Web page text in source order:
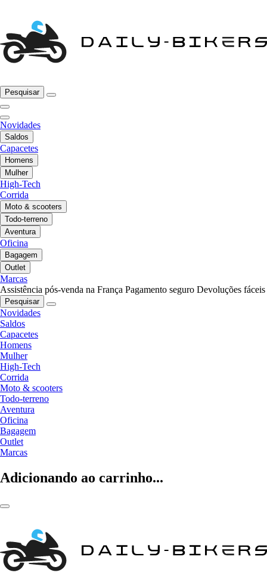
Pesquisar
Novidades
Saldos
Capacetes
Homens
Mulher
High-Tech
Corrida
Moto & scooters
Todo-terreno
Aventura
Oficina
Bagagem
Outlet
Marcas
Assistência pós-venda na França Pagamento seguro Devoluções fáceis
Pesquisar
Novidades
Saldos
Capacetes
Homens
Mulher
High-Tech
Corrida
Moto & scooters
Todo-terreno
Aventura
Oficina
Bagagem
Outlet
Marcas
Adicionando ao carrinho...